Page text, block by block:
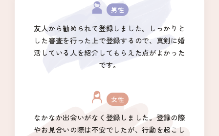
男性
友人から勧められて登録しました。しっかりと
した審査を行った上で登録するので、真剣に婚
活している人を紹介してもらえた点がよかった
です。
女性
なかなか出会いがなく登録しました。登録の際
やお見合いの際は不安でしたが、行動を起こし